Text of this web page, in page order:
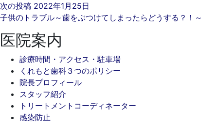
次の投稿 2022年1月25日
子供のトラブル～歯をぶつけてしまったらどうする？！～
医院案内
診療時間・アクセス・駐車場
くれもと歯科３つのポリシー
院長プロフィール
スタッフ紹介
トリートメントコーディネーター
感染防止